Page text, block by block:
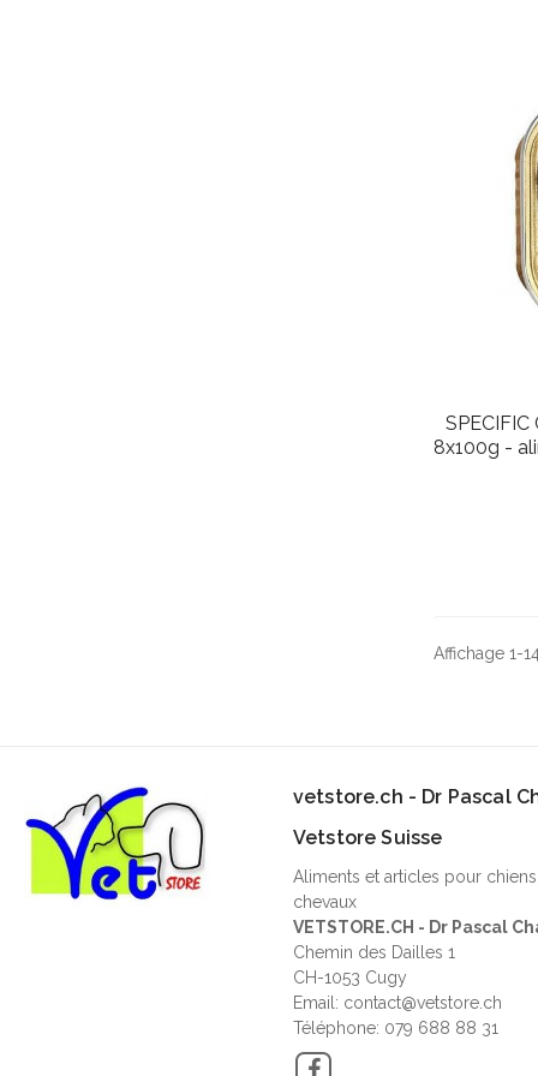
8x100g -
Affichage 1-
vetstore.ch - Dr Pascal
Vetstore Suisse
Aliments et articles pour
chevaux
VETSTORE.CH - Dr Pascal
Chemin des Dailles 1
CH-1053 Cugy
Email: contact@vetstore.ch
Téléphone: 079 688 88 31